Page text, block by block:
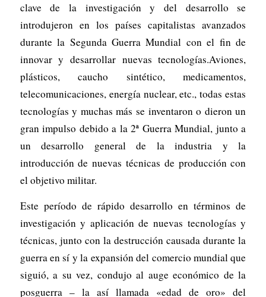
clave de la investigación y del desarrollo se
introdujeron en los países capitalistas avanzados
durante la Segunda Guerra Mundial con el fin de
innovar y desarrollar nuevas tecnologías.Aviones,
plásticos, caucho sintético, medicamentos,
telecomunicaciones, energía nuclear, etc., todas estas
tecnologías y muchas más se inventaron o dieron un
gran impulso debido a la 2ª Guerra Mundial, junto a
un desarrollo general de la industria y la
introducción de nuevas técnicas de producción con
el objetivo militar.
Este período de rápido desarrollo en términos de
investigación y aplicación de nuevas tecnologías y
técnicas, junto con la destrucción causada durante la
guerra en sí y la expansión del comercio mundial que
siguió, a su vez, condujo al auge económico de la
posguerra – la así llamada «edad de oro» del